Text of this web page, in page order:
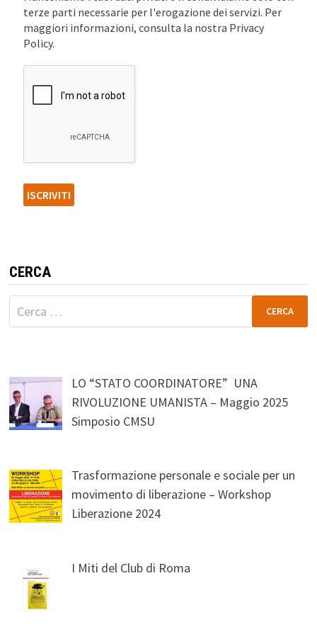
terze parti necessarie per l'erogazione dei servizi. Per
maggiori informazioni, consulta la nostra Privacy
Policy.
CERCA
Ricerca
per:
LO “STATO COORDINATORE” UNA
RIVOLUZIONE UMANISTA – Maggio 2025
Simposio CMSU
Trasformazione personale e sociale per un
movimento di liberazione – Workshop
Liberazione 2024
I Miti del Club di Roma